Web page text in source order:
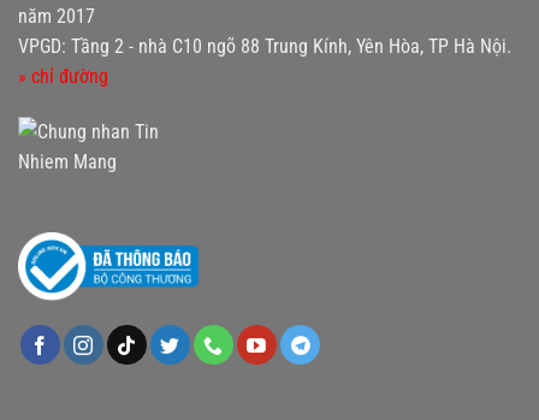
năm 2017
VPGD: Tầng 2 - nhà C10 ngõ 88 Trung Kính, Yên Hòa, TP Hà Nội.
» chỉ đường